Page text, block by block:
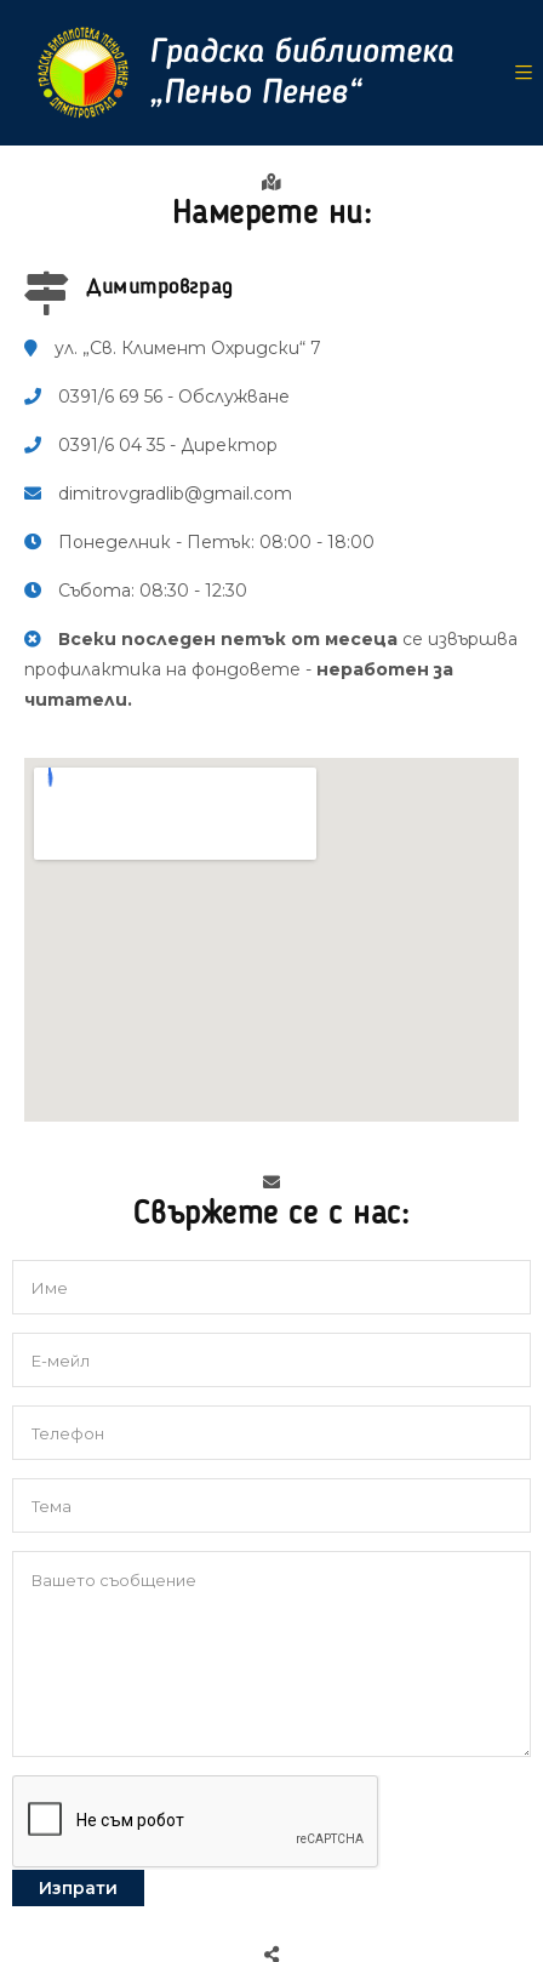
Намерете ни:
Димитровград
ул. „Св. Климент Охридски“ 7
0391/6 69 56 - Обслужване
0391/6 04 35 - Директор
dimitrovgradlib@gmail.com
Понеделник - Петък: 08:00 - 18:00
Събота: 08:30 - 12:30
Всеки последен петък от месеца се извършва
профилактика на фондовете - неработен за
читатели.
Свържете се с нас: